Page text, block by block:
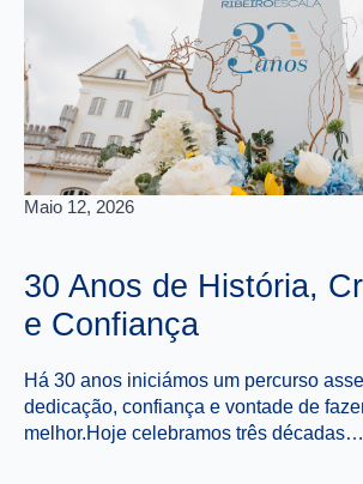
30 Anos de História,
e Confiança
Maio 12, 2026
Há 30 anos iniciámos um percurso
dedicação, confiança e vontade de
melhor.Hoje celebramos três décadas…